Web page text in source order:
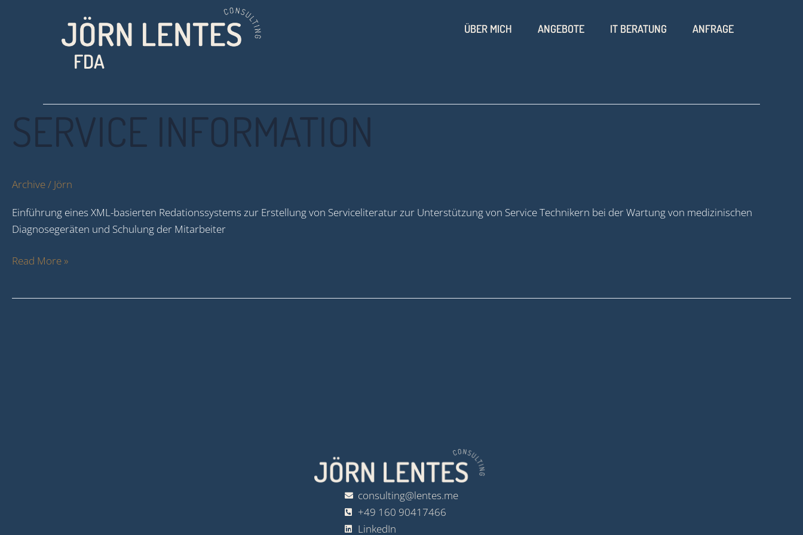
ÜBER MICH ANGEBOTE IT BERATUNG ANFRAGE
FDA
SERVICE INFORMATION
Archive/ Jörn
Einführung eines XML-basierten Redationssystems zur Erstellung von Serviceliteratur zur Unterstützung von Service Technikern bei der Wartung von medizinischen
Diagnosegeräten und Schulung der Mitarbeiter
Information
Read More »
consulting@lentes.me
+49 160 90417466
LinkedIn